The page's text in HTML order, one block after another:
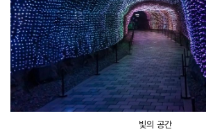
빛의 공간